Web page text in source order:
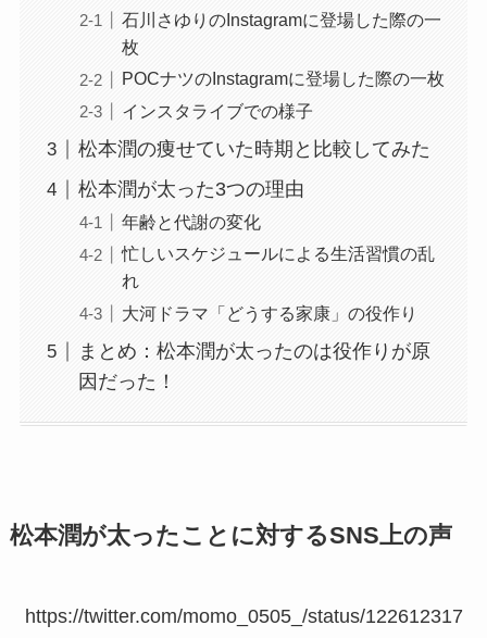
石川さゆりのInstagramに登場した際の一
枚
POCナツのInstagramに登場した際の一枚
インスタライブでの様子
松本潤の痩せていた時期と比較してみた
松本潤が太った3つの理由
年齢と代謝の変化
忙しいスケジュールによる生活習慣の乱
れ
大河ドラマ「どうする家康」の役作り
まとめ：松本潤が太ったのは役作りが原
因だった！
松本潤が太ったことに対するSNS上の声
https://twitter.com/momo_0505_/status/122612317